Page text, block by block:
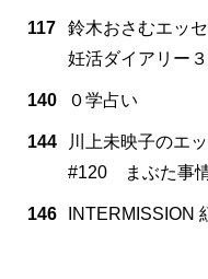
117
鈴木おさむエッ
妊活ダイアリー３
140 ０学占い
144
川上未映子のエ
#120 まぶた事
146 INTERMISSION